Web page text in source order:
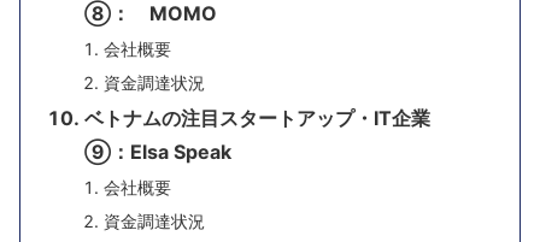
⑧： MOMO
会社概要
資金調達状況
ベトナムの注目スタートアップ・IT企業
⑨：Elsa Speak
会社概要
資金調達状況